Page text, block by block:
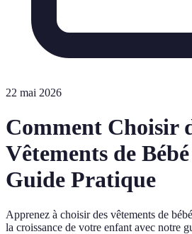
22 mai 2026
Comment Choisir
Vêtements de
Guide Pratique
Apprenez à choisir des vêtements de
la croissance de votre enfant avec notre